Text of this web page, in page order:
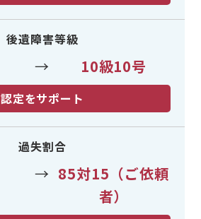
後遺障害等級
→ 10級10号
認定をサポート
過失割合
→ 85対15（ご依頼
者）